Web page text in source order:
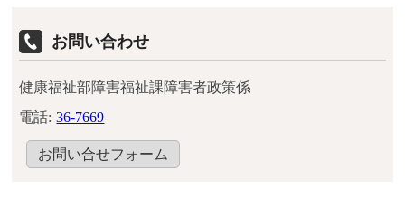
お問い合わせ
健康福祉部障害福祉課障害者政策係
電話: 36-7669
お問い合せフォーム